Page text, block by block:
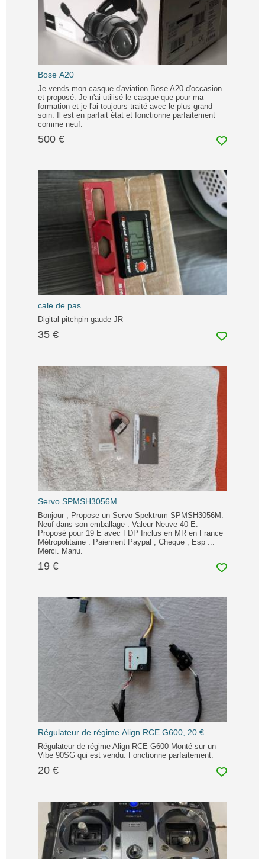
Bose A20
Je vends mon casque d'aviation Bose A20 d'occasion
et proposé. Je n'ai utilisé le casque que pour ma
formation et je l'ai toujours traité avec le plus grand
soin. Il est en parfait état et fonctionne parfaitement
comme neuf.
500 €
cale de pas
Digital pitchpin gaude JR
35 €
Servo SPMSH3056M
Bonjour , Propose un Servo Spektrum SPMSH3056M.
Neuf dans son emballage . Valeur Neuve 40 E.
Proposé pour 19 E avec FDP Inclus en MR en France
Métropolitaine . Paiement Paypal , Cheque , Esp ...
Merci. Manu.
19 €
Régulateur de régime Align RCE G600, 20 €
Régulateur de régime Align RCE G600 Monté sur un
Vibe 90SG qui est vendu. Fonctionne parfaitement.
20 €